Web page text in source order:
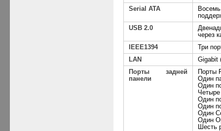
Serial ATA
USB 2.0
через
IEEE1394
Три
LAN
Gigabit
Порты задней
панели
Порты
Один
Один
Четыре
Один
Один
Один
Один
Шесть